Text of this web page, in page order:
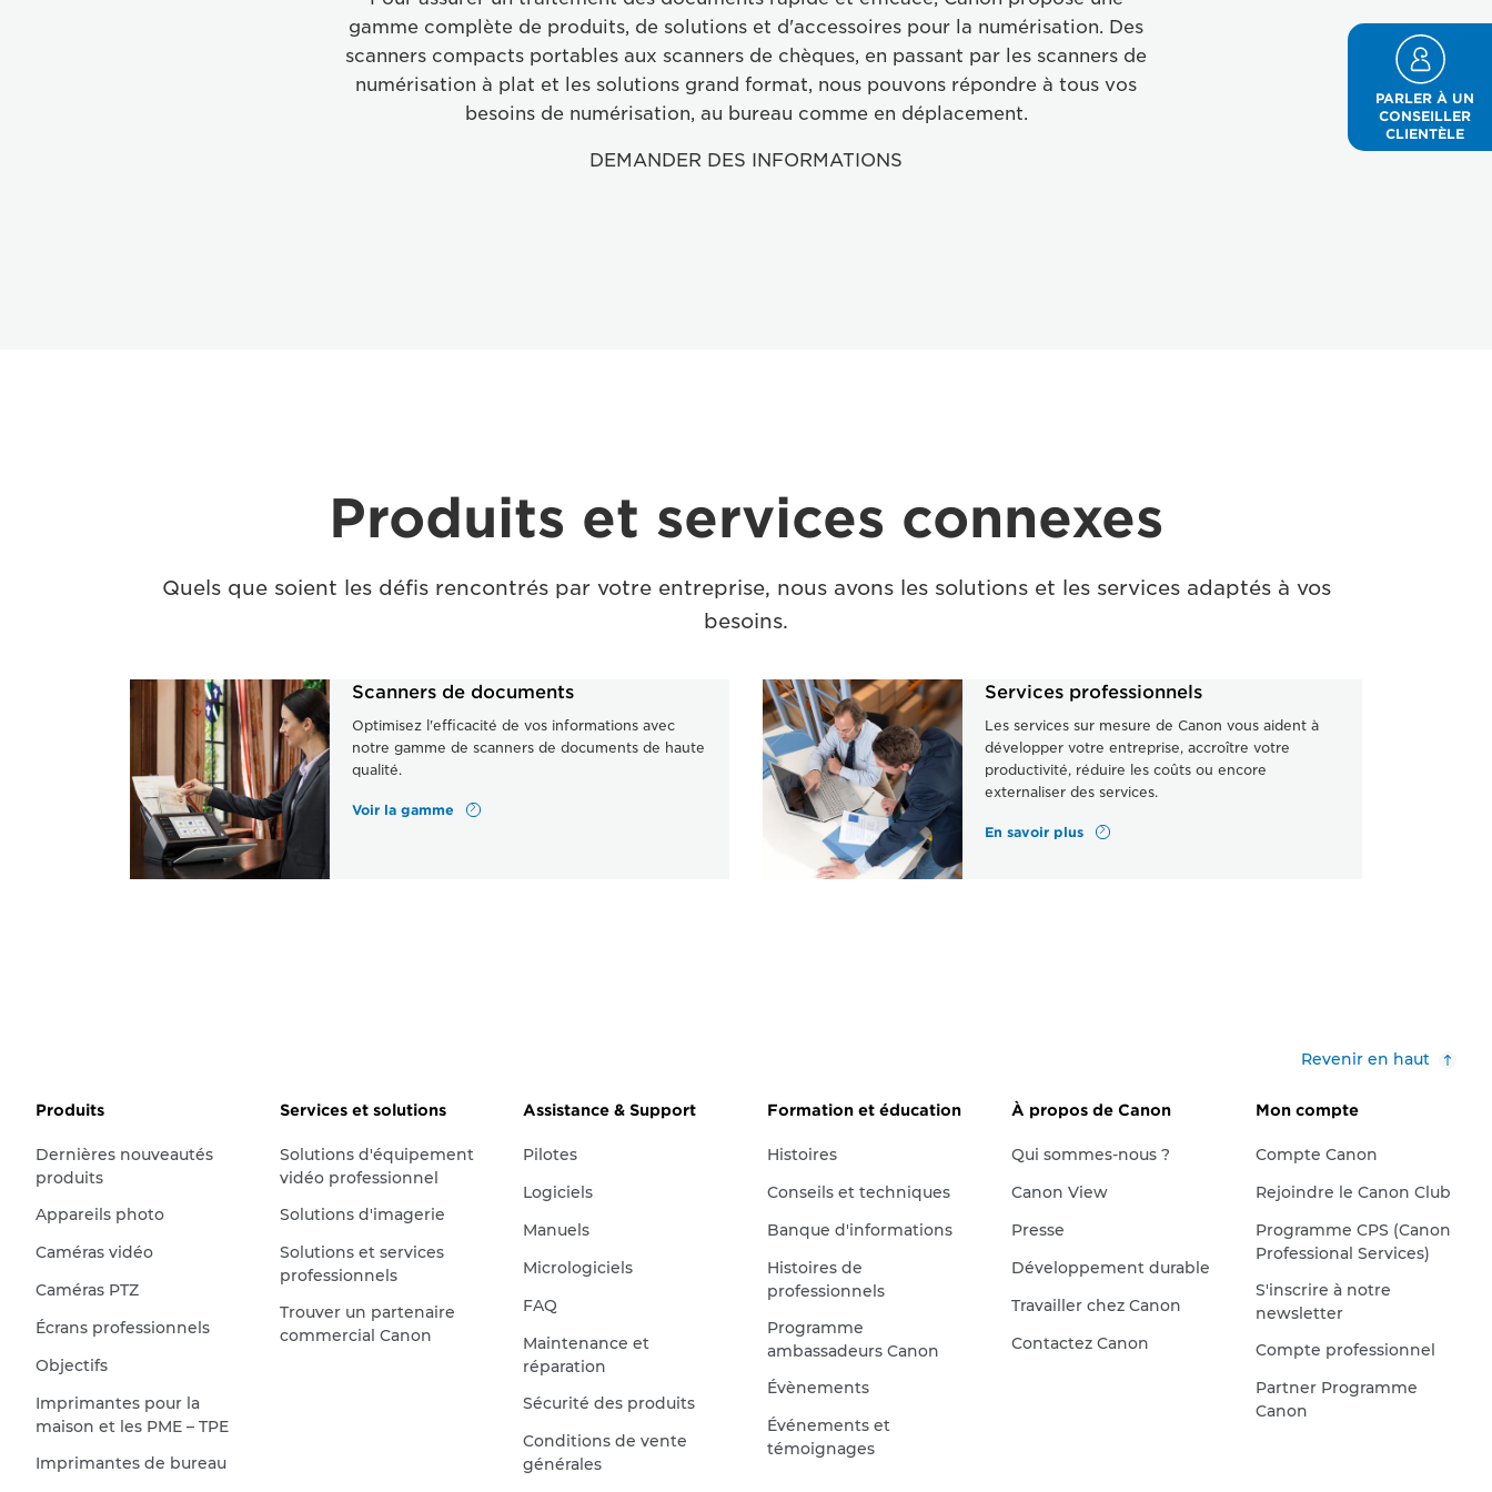
gamme complète de produits, de solutions et d'accessoires pour la numérisation. Des
scanners compacts portables aux scanners de chèques, en passant par les scanners de
numérisation à plat et les solutions grand format, nous pouvons répondre à tous vos
besoins de numérisation, au bureau comme en déplacement.
DEMANDER DES INFORMATIONS
Produits et services connexes
Quels que soient les défis rencontrés par votre entreprise, nous avons les solutions et les services adaptés à vos
besoins.
Scanners de documents
Optimisez l'efficacité de vos informations avec
notre gamme de scanners de documents de haute
qualité.
Voir la gamme
Services professionnels
Les services sur mesure de Canon vous aident à
développer votre entreprise, accroître votre
productivité, réduire les coûts ou encore
externaliser des services.
En savoir plus
PARLER À UN
CONSEILLER
CLIENTÈLE
Revenir en haut
Produits
Dernières nouveautés
produits
Appareils photo
Caméras vidéo
Caméras PTZ
Écrans professionnels
Objectifs
Imprimantes pour la
maison et les PME – TPE
Imprimantes de bureau
Services et solutions
Solutions d'équipement
vidéo professionnel
Solutions d'imagerie
Solutions et services
professionnels
Trouver un partenaire
commercial Canon
Assistance & Support
Pilotes
Logiciels
Manuels
Micrologiciels
FAQ
Maintenance et
réparation
Sécurité des produits
Conditions de vente
générales
Formation et éducation
Histoires
Conseils et techniques
Banque d'informations
Histoires de
professionnels
Programme
ambassadeurs Canon
Évènements
Événements et
témoignages
À propos de Canon
Qui sommes-nous ?
Canon View
Presse
Développement durable
Travailler chez Canon
Contactez Canon
Mon compte
Compte Canon
Rejoindre le Canon Club
Programme CPS (Canon
Professional Services)
S'inscrire à notre
newsletter
Compte professionnel
Partner Programme
Canon